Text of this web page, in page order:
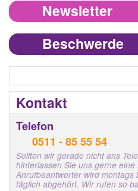
Newsletter
Beschwerde
Kontakt
Telefon
0511 - 85 55 54
Sollten wir gerade nicht ans
hinterlassen Sie uns gerne
Anrufbeantworter wird montags
täglich abgehört. Wir rufen so